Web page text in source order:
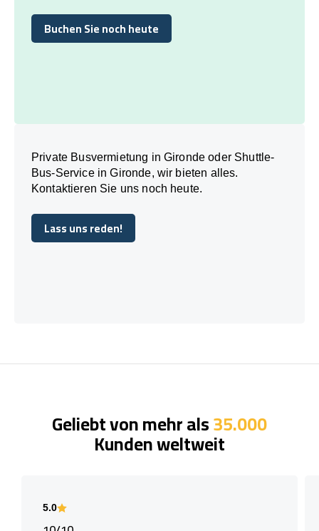
Buchen Sie noch heute
Buchen Sie noch heute
Private Busvermietung in Gironde oder Shuttle-
Bus-Service in Gironde, wir bieten alles.
Kontaktieren Sie uns noch heute.
Lass uns reden!
Lass uns reden!
Geliebt von mehr als35.000
Kunden weltweit
5.0